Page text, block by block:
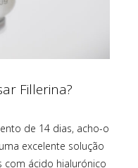
Fillerina?
de 14 dias, acho-o
excelente solução
com ácido hialurónico